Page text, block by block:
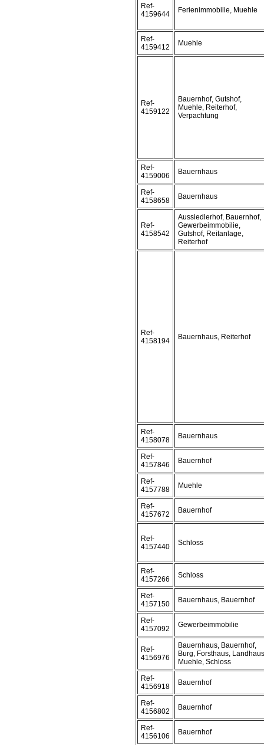
Ref-
4159644
Ferienimmobilie, Muehle
Ref-
4159412
Muehle
Ref-
4159122
Bauernhof, Gutshof,
Muehle, Reiterhof,
Verpachtung
Ref-
4159006
Bauernhaus
Ref-
4158658
Bauernhaus
Ref-
4158542
Aussiedlerhof, Bauernhof,
Gewerbeimmobilie,
Gutshof, Reitanlage,
Reiterhof
Ref-
4158194
Bauernhaus, Reiterhof
Ref-
4158078
Bauernhaus
Ref-
4157846
Bauernhof
Ref-
4157788
Muehle
Ref-
4157672
Bauernhof
Ref-
4157440
Schloss
Ref-
4157266
Schloss
Ref-
4157150
Bauernhaus, Bauernhof
Ref-
4157092
Gewerbeimmobilie
Ref-
4156976
Bauernhaus, Bauernhof,
Burg, Forsthaus,
Muehle, Schloss
Ref-
4156918
Bauernhof
Ref-
4156802
Bauernhof
Ref-
4156106
Bauernhof